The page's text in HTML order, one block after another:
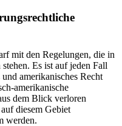
mit den Regelungen, die in
Es ist auf jeden Fall
amerikanisches Recht
amerikanische
dem Blick verloren
diesem Gebiet
werden.